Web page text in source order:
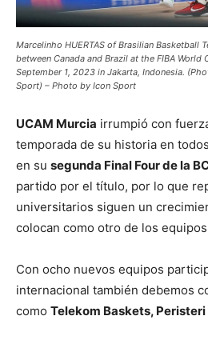
Marcelinho HUERTAS of Brasilian Basketball
between Canada and Brazil at the FIBA World
September 1, 2023 in Jakarta, Indonesia.
Sport) – Photo by Icon Sport
UCAM Murcia irrumpió con
temporada de su historia en
en su segunda Final Four de la
partido por el título, por lo que
universitarios siguen un
colocan como otro de los
Con ocho nuevos equipos
internacional también debemos
como Telekom Baskets, Peristeri